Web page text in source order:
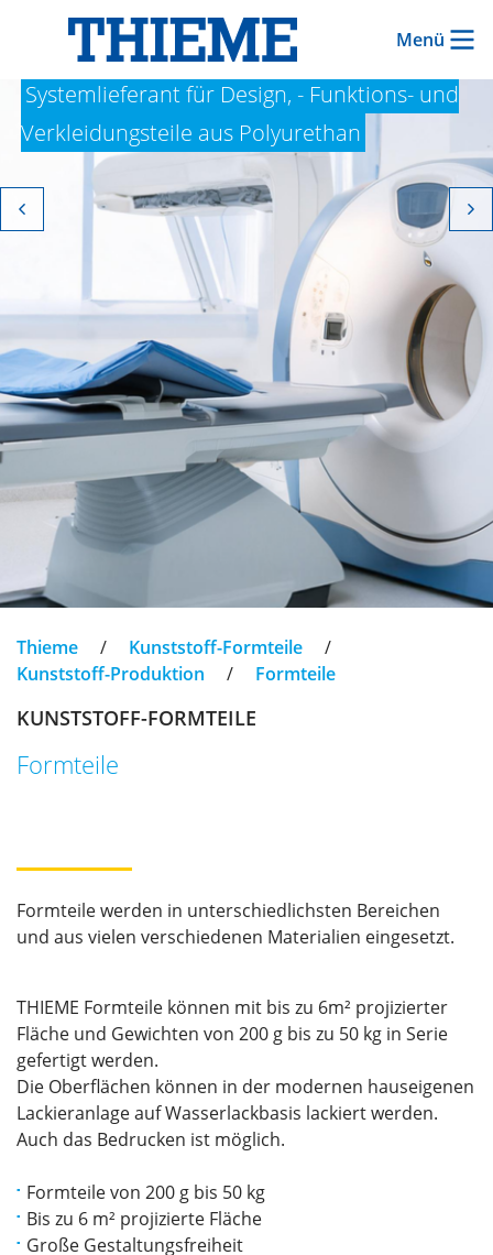
Menü
Kunststoff-Formteile
Systemlieferant für Design, - Funktions- und
Verkleidungsteile aus Polyurethan
Thieme / Kunststoff-Formteile
/
Kunststoff-Produktion
/ Formteile
KUNSTSTOFF-FORMTEILE
Formteile
Formteile werden in unterschiedlichsten Bereichen
und aus vielen verschiedenen Materialien eingesetzt.
THIEME Formteile können mit bis zu 6m² projizierter
Fläche und Gewichten von 200 g bis zu 50 kg in Serie
gefertigt werden.
Die Oberflächen können in der modernen hauseigenen
Lackieranlage auf Wasserlackbasis lackiert werden.
Auch das Bedrucken ist möglich.
Formteile von 200 g bis 50 kg
Bis zu 6 m² projizierte Fläche
Große Gestaltungsfreiheit